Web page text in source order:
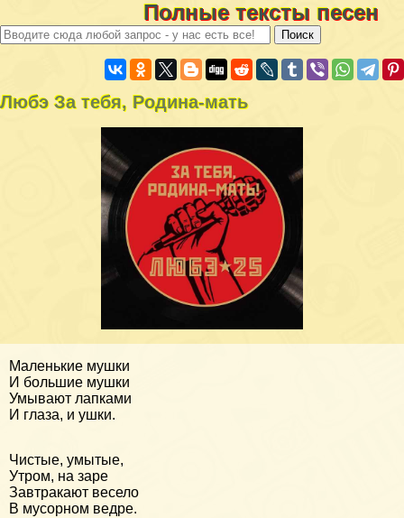
Полные тексты песен
Любэ За тебя, Родина-мать
Маленькие мушки
И большие мушки
Умывают лапками
И глаза, и ушки.
Чистые, умытые,
Утром, на заре
Завтракают весело
В мусорном ведре.